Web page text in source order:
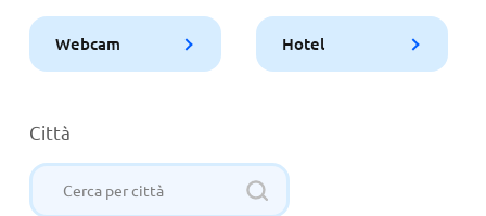
Webcam Hotel
Città